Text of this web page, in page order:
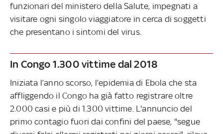
funzionari del ministero della Salute, impegnati a
visitare ogni singolo viaggiatore in cerca di soggetti
che presentano i sintomi del virus.
In Congo 1.300 vittime dal 2018
Iniziata l’anno scorso, l’epidemia di Ebola che sta
affliggendo il Congo ha già fatto registrare oltre
2.000 casi e più di 1.300 vittime. L'annuncio del
primo contagio fuori dai confini del paese, "segue